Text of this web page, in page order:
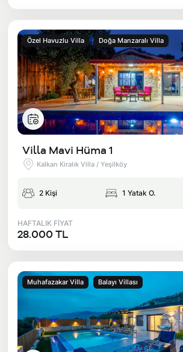
Özel Havuzlu Villa Doğa Manzaralı Villa
Villa Mavi Hüma 1
Kalkan Kiralık Villa / Yeşilköy
2 Kişi 1 Yatak O.
HAFTALIK FİYAT
28.000 TL
Muhafazakar Villa Balayı Villası